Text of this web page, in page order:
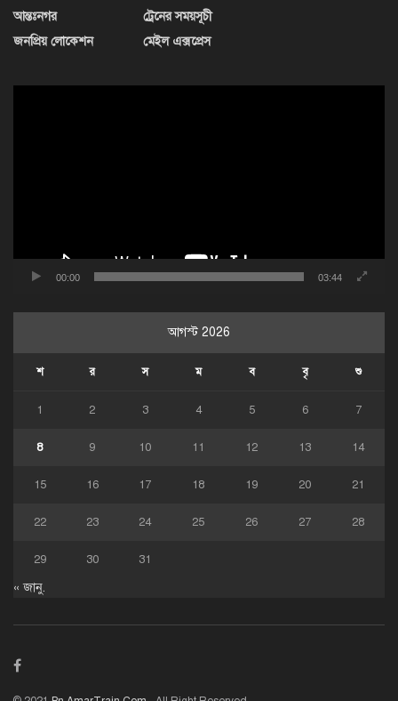
আন্তঃনগর
জনপ্রিয় লোকেশন
ট্রেনের সময়সূচী
মেইল এক্সপ্রেস
00:00 03:44
আগস্ট 2026
শ র স ম ব বৃ শু
1 2 3 4 5 6 7
8 9 10 11 12 13 14
15 16 17 18 19 20 21
22 23 24 25 26 27 28
29 30 31
« জানু.